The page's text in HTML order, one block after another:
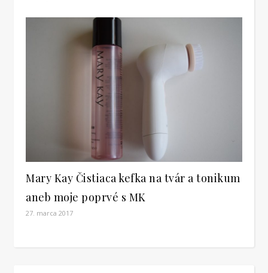
Mary Kay Čistiaca kefka na tvár a tonikum
aneb moje poprvé s MK
27. marca 2017